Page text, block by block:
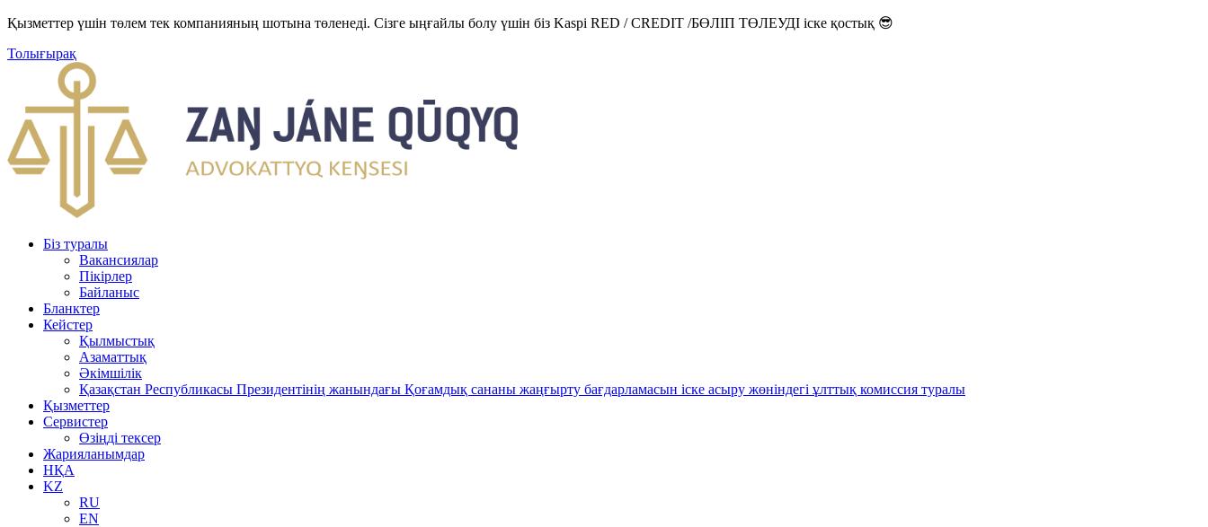
Қызметтер үшін төлем тек компанияның шотына төленеді. Сізге ыңғайлы болу үшін біз Kaspi RED / CREDIT /БӨЛІП ТӨЛЕУДІ іске қостық 😎
Толығырақ
Біз туралы
Вакансиялар
Пікірлер
Байланыс
Бланктер
Кейстер
Қылмыстық
Азаматтық
Әкімшілік
Қазақстан Республикасы Президентінің жанындағы Қоғамдық сананы жаңғырту бағдарламасын іске асыру жөніндегі ұлттық комиссия туралы
Қызметтер
Сервистер
Өзіңді тексер
Жарияланымдар
НҚА
KZ
RU
EN